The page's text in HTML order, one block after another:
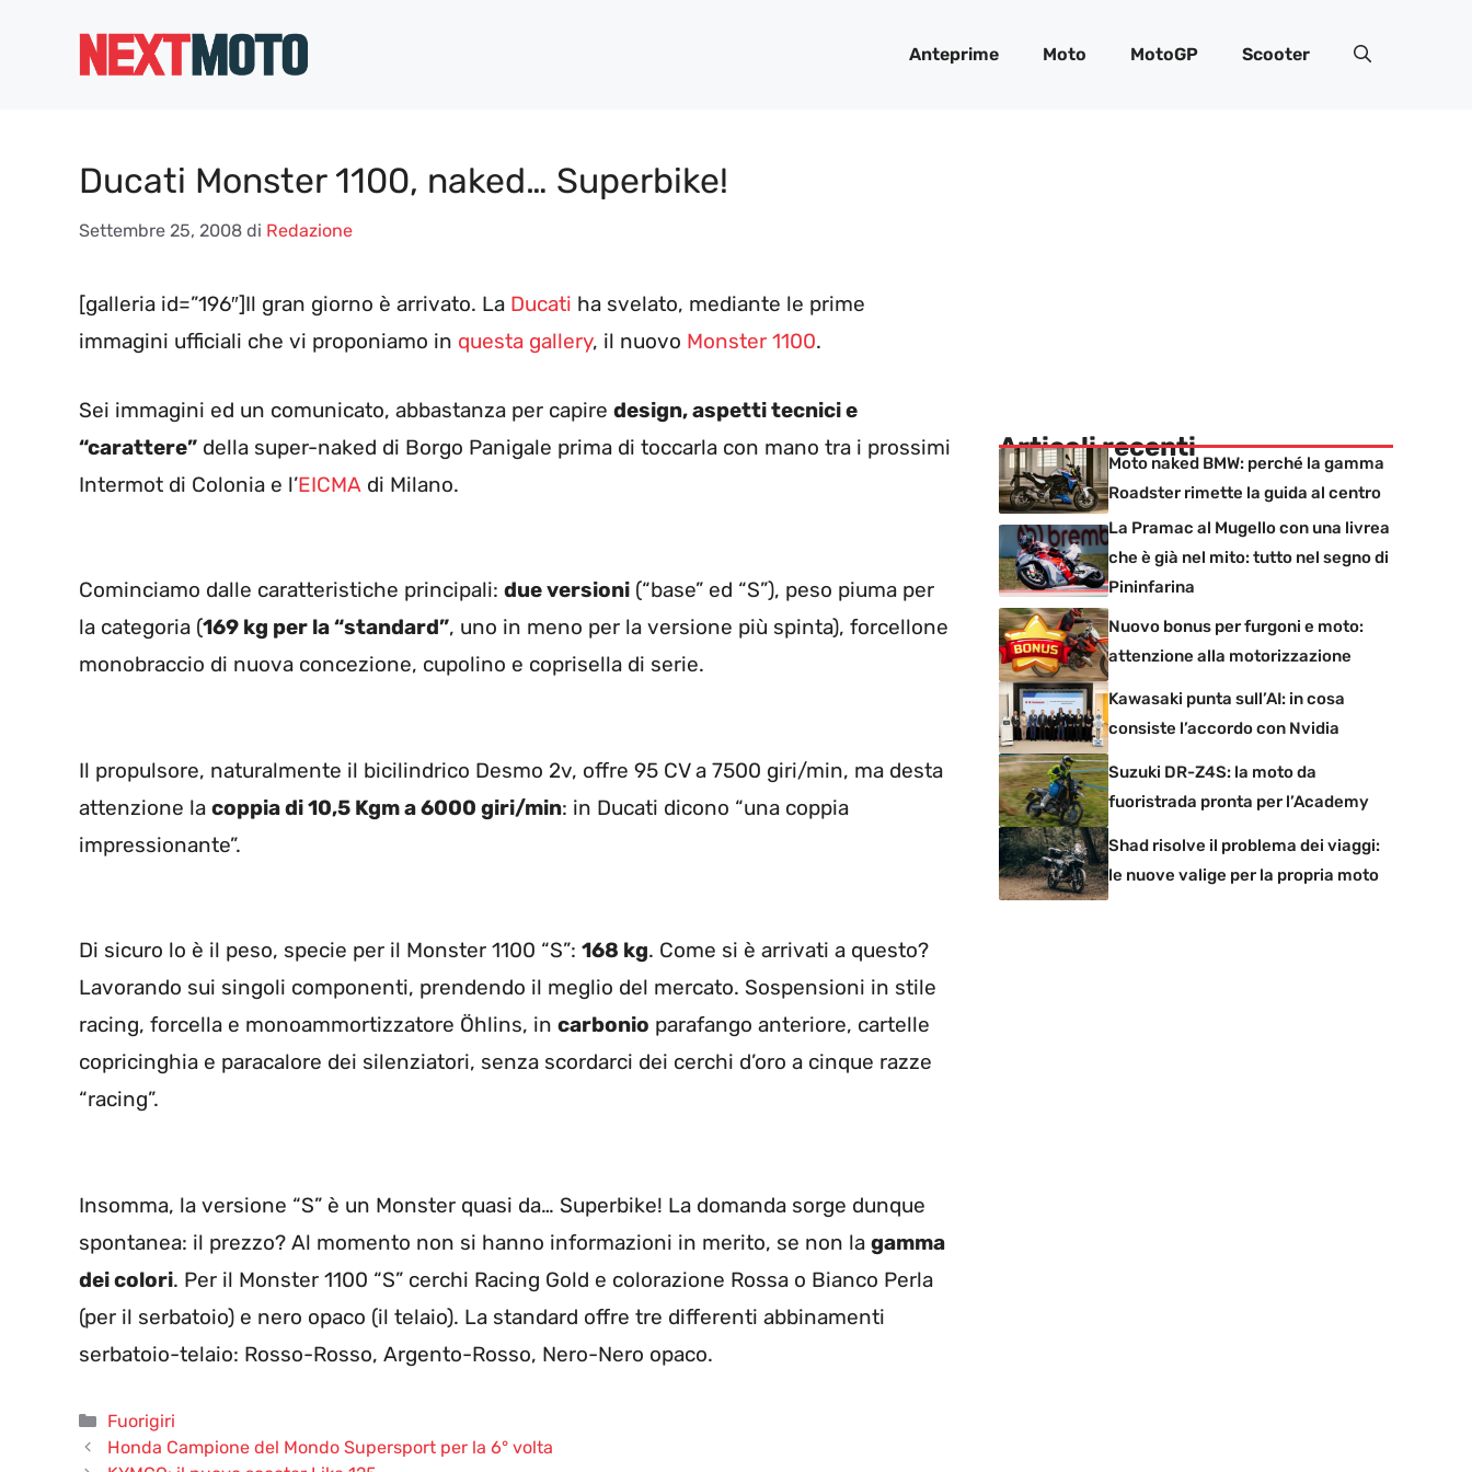
Anteprime Moto MotoGP Scooter
Ducati Monster 1100, naked… Superbike!
Settembre 25, 2008 di Redazione
[galleria id=”196″]Il gran giorno è arrivato. La Ducati ha svelato, mediante le prime
immagini ufficiali che vi proponiamo in questa gallery, il nuovo Monster 1100.
Sei immagini ed un comunicato, abbastanza per capire design, aspetti tecnici e
“carattere” della super-naked di Borgo Panigale prima di toccarla con mano tra i prossimi
Intermot di Colonia e l’EICMA di Milano.
Cominciamo dalle caratteristiche principali: due versioni (“base” ed “S”), peso piuma per
la categoria (169 kg per la “standard”, uno in meno per la versione più spinta), forcellone
monobraccio di nuova concezione, cupolino e coprisella di serie.
Il propulsore, naturalmente il bicilindrico Desmo 2v, offre 95 CV a 7500 giri/min, ma desta
attenzione la coppia di 10,5 Kgm a 6000 giri/min: in Ducati dicono “una coppia
impressionante”.
Di sicuro lo è il peso, specie per il Monster 1100 “S”: 168 kg. Come si è arrivati a questo?
Lavorando sui singoli componenti, prendendo il meglio del mercato. Sospensioni in stile
racing, forcella e monoammortizzatore Öhlins, in carbonio parafango anteriore, cartelle
copricinghia e paracalore dei silenziatori, senza scordarci dei cerchi d’oro a cinque razze
“racing”.
Insomma, la versione “S” è un Monster quasi da… Superbike! La domanda sorge dunque
spontanea: il prezzo? Al momento non si hanno informazioni in merito, se non la gamma
dei colori. Per il Monster 1100 “S” cerchi Racing Gold e colorazione Rossa o Bianco Perla
(per il serbatoio) e nero opaco (il telaio). La standard offre tre differenti abbinamenti
serbatoio-telaio: Rosso-Rosso, Argento-Rosso, Nero-Nero opaco.
Categorie
Fuorigiri
Honda Campione del Mondo Supersport per la 6° volta
Articoli recenti
Moto naked BMW: perché la gamma
Roadster rimette la guida al centro
La Pramac al Mugello con una livrea
che è già nel mito: tutto nel segno di
Pininfarina
Nuovo bonus per furgoni e moto:
attenzione alla motorizzazione
Kawasaki punta sull’AI: in cosa
consiste l’accordo con Nvidia
Suzuki DR-Z4S: la moto da
fuoristrada pronta per l’Academy
Shad risolve il problema dei viaggi:
le nuove valige per la propria moto